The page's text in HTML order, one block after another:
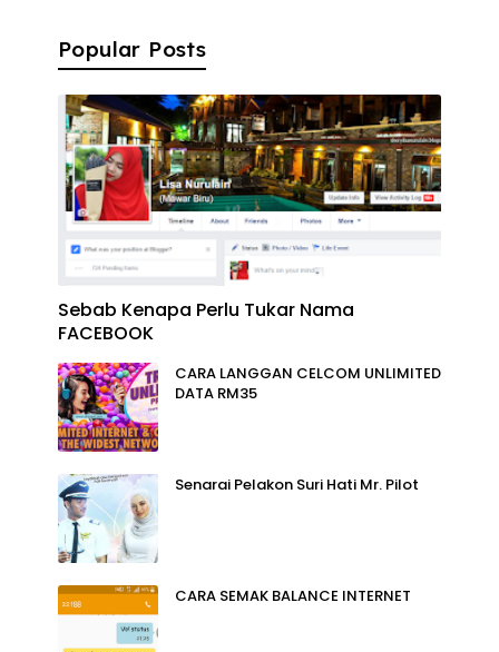
Popular Posts
Sebab Kenapa Perlu Tukar Nama
FACEBOOK
CARA LANGGAN CELCOM UNLIMITED
DATA RM35
Senarai Pelakon Suri Hati Mr. Pilot
CARA SEMAK BALANCE INTERNET